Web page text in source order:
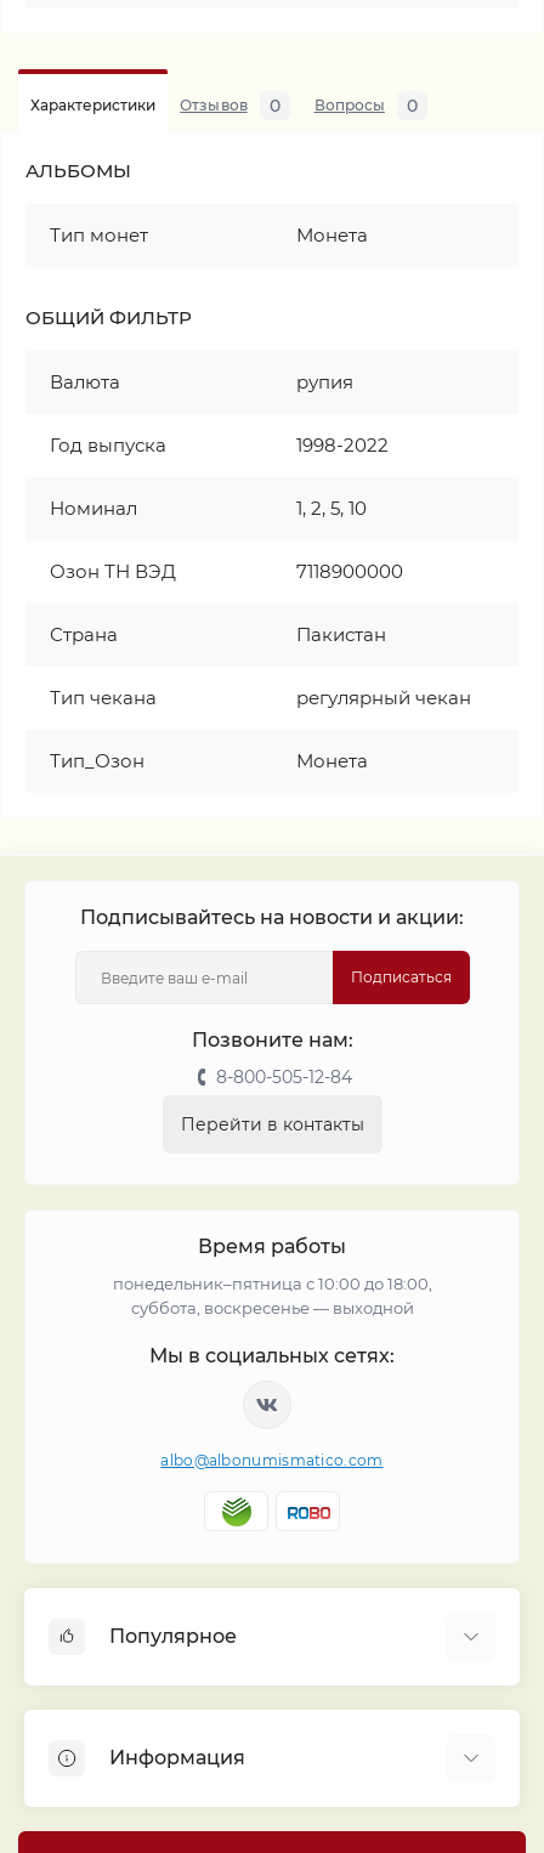
Характеристики Отзывов 0 Вопросы 0
АЛЬБОМЫ
Тип монет Монета
ОБЩИЙ ФИЛЬТР
Валюта рупия
Год выпуска 1998-2022
Номинал 1, 2, 5, 10
Озон ТН ВЭД 7118900000
Страна Пакистан
Тип чекана регулярный чекан
Тип_Озон Монета
Подписывайтесь на новости и акции:
Подписаться
Позвоните нам:
8-800-505-12-84
Перейти в контакты
Время работы
понедельник–пятница с 10:00 до 18:00,
суббота, воскресенье — выходной
Мы в социальных сетях:
albo@albonumismatico.com
Популярное
Монеты
Банкноты
Листы для монет
Информация